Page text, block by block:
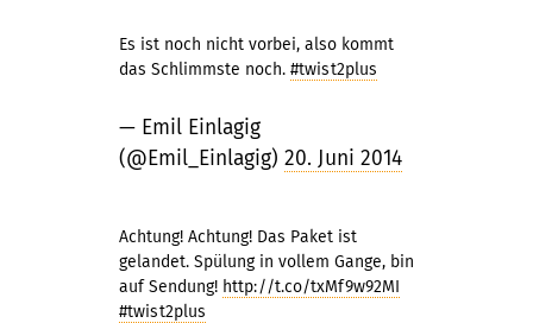
Es ist noch nicht vorbei, also kommt
das Schlimmste noch. #twist2plus
— Emil Einlagig
(@Emil_Einlagig) 20. Juni 2014
Achtung! Achtung! Das Paket ist
gelandet. Spülung in vollem Gange, bin
auf Sendung! http://t.co/txMf9w92MI
#twist2plus